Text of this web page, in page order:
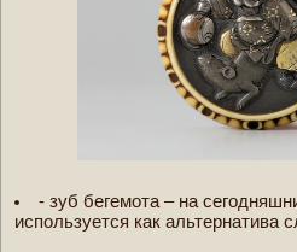
- зуб бегемота – на
используется как альтернатива